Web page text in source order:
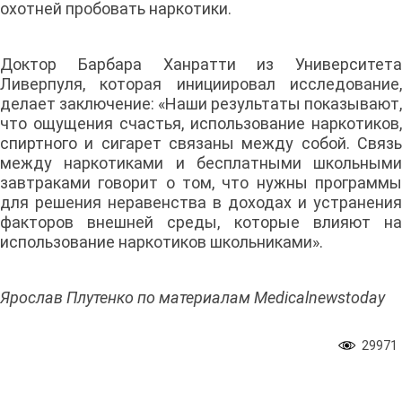
охотней пробовать наркотики.
Доктор Барбара Ханратти из Университета
Ливерпуля, которая инициировал исследование,
делает заключение: «Наши результаты показывают,
что ощущения счастья, использование наркотиков,
спиртного и сигарет связаны между собой. Связь
между наркотиками и бесплатными школьными
завтраками говорит о том, что нужны программы
для решения неравенства в доходах и устранения
факторов внешней среды, которые влияют на
использование наркотиков школьниками».
Ярослав Плутенко по материалам Medicalnewstoday
29971